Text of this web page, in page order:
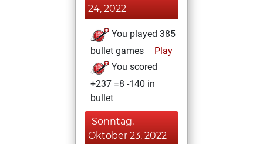
24, 2022
You played 385
bullet games
Play
You scored
+237 =8 -140 in
bullet
Sonntag,
Oktober 23, 2022